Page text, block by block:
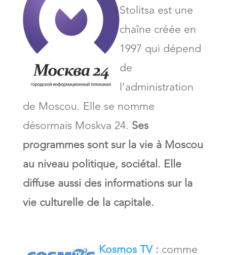
Stolitsa est une
chaîne créée en
1997 qui dépend
de
l’administration
de Moscou. Elle se nomme
désormais Moskva 24. Ses
programmes sont sur la vie à Moscou
au niveau politique, sociétal. Elle
diffuse aussi des informations sur la
vie culturelle de la capitale.
Kosmos TV: comme